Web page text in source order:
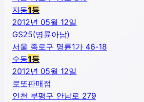
자동1등
2012년 05월 12일
GS25(명륜아남)
서울 종로구 명륜1가 46-18
수동1등
2012년 05월 12일
로또판매점
인천 부평구 안남로 279